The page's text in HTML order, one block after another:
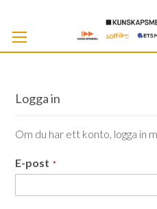
Logga in
Om du har ett konto, logga in
E-post